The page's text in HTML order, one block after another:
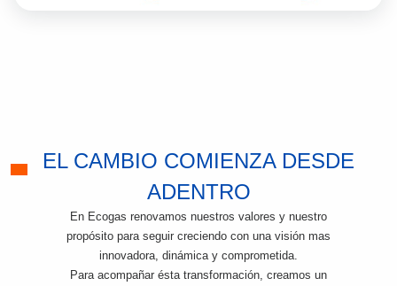
EL CAMBIO COMIENZA DESDE
ADENTRO
En Ecogas renovamos nuestros valores y nuestro
propósito para seguir creciendo con una visión mas
innovadora, dinámica y comprometida.
Para acompañar ésta transformación, creamos un